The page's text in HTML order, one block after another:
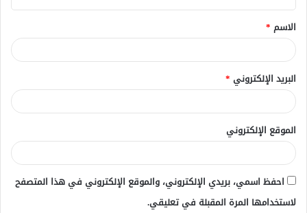
ق
*
الاسم *
البريد الإلكتروني *
الموقع الإلكتروني
احفظ اسمي، بريدي الإلكتروني، والموقع الإلكتروني في هذا المتصفح
لاستخدامها المرة المقبلة في تعليقي.